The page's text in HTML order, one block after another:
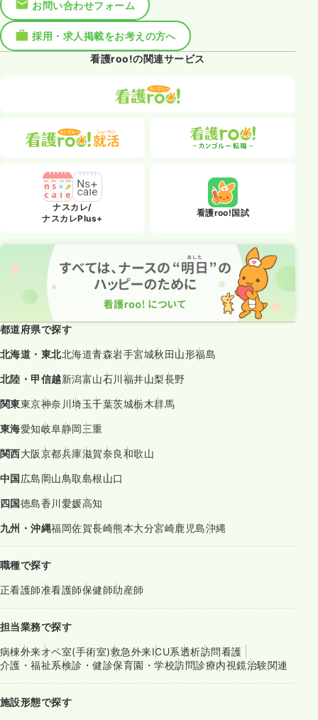
お問い合わせフォーム
採用・求人掲載をお考えの方へ
看護roo!の関連サービス
ナスカレ/
ナスカレPlus+
看護roo!国試
都道府県で探す
北海道・東北北海道青森岩手宮城秋田山形福島
北陸・甲信越新潟富山石川福井山梨長野
関東東京神奈川埼玉千葉茨城栃木群馬
東海愛知岐阜静岡三重
関西大阪京都兵庫滋賀奈良和歌山
中国広島岡山鳥取島根山口
四国徳島香川愛媛高知
九州・沖縄福岡佐賀長崎熊本大分宮崎鹿児島沖縄
職種で探す
正看護師准看護師保健師助産師
担当業務で探す
病棟外来オペ室(手術室)救急外来ICU系透析訪問看護
介護・福祉系検診・健診保育園・学校訪問診療内視鏡治験関連
施設形態で探す